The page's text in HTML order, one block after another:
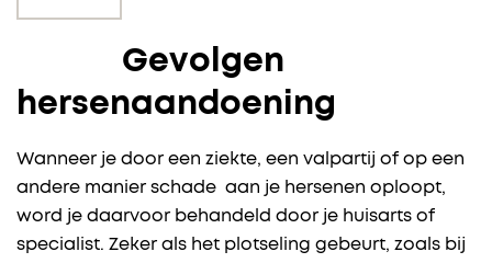
Gevolgen
hersenaandoening
Wanneer je door een ziekte, een valpartij of op een
andere manier schade aan je hersenen oploopt,
word je daarvoor behandeld door je huisarts of
specialist. Zeker als het plotseling gebeurt, zoals bij